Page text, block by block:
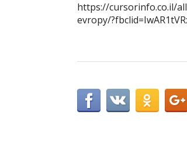
https://cursorinfo.co.il/
evropy/